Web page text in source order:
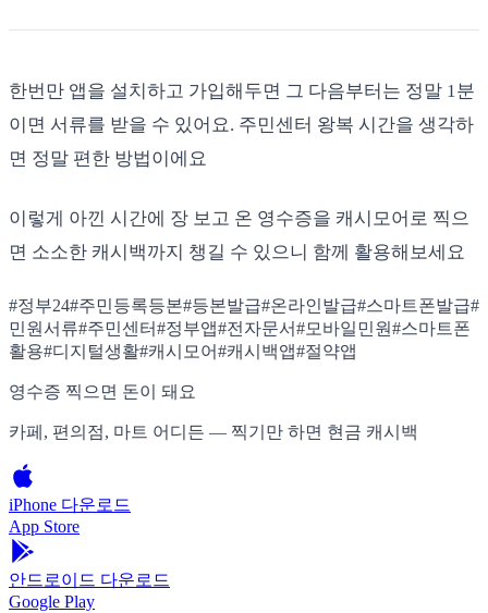
한번만 앱을 설치하고 가입해두면 그 다음부터는 정말 1분
이면 서류를 받을 수 있어요. 주민센터 왕복 시간을 생각하
면 정말 편한 방법이에요
이렇게 아낀 시간에 장 보고 온 영수증을 캐시모어로 찍으
면 소소한 캐시백까지 챙길 수 있으니 함께 활용해보세요
#정부24#주민등록등본#등본발급#온라인발급#스마트폰발급#
민원서류#주민센터#정부앱#전자문서#모바일민원#스마트폰
활용#디지털생활#캐시모어#캐시백앱#절약앱
영수증 찍으면 돈이 돼요
카페, 편의점, 마트 어디든 — 찍기만 하면 현금 캐시백
iPhone 다운로드
App Store
안드로이드 다운로드
Google Play